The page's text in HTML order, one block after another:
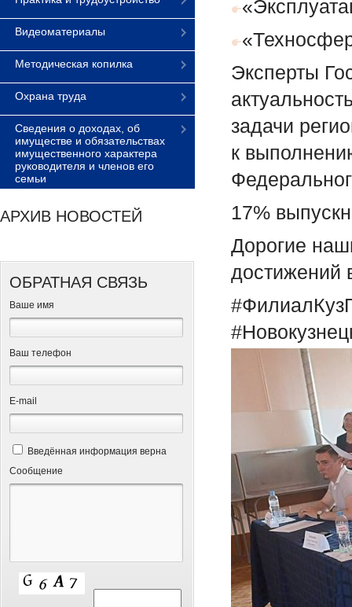
Видеоматериалы
Методическая копилка
Охрана труда
Сведения о доходах, об
имуществе и обязательствах
имущественного характера
руководителя и членов его
семьи
АРХИВ НОВОСТЕЙ
ОБРАТНАЯ СВЯЗЬ
Ваше имя
Ваш телефон
Е-mail
Введённая информация верна
Сообщение
Эксперты
задачи
к
17%
Дорогие
достижений